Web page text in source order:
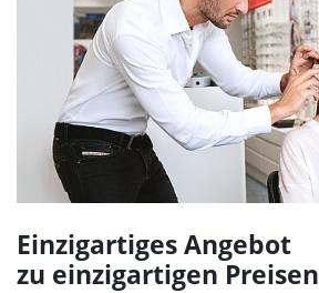
Einzigartiges Angebot
zu einzigartigen Preisen